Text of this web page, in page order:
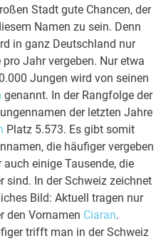
Stadt gute Chancen, der
Namen zu sein. Denn
in ganz Deutschland nur
Jahr vergeben. Nur etwa
Jungen wird von seinen
genannt. In der Rangfolge der
der letzten Jahre
Platz 5.573. Es gibt somit
die häufiger vergeben
auch einige Tausende, die
sind. In der Schweiz zeichnet
Bild: Aktuell tragen nur
den Vornamen Ciaran.
trifft man in der Schweiz